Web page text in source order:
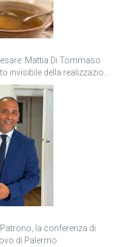
Mattia Di Tommaso
invisibile della realizzazione
la conferenza di
di Palermo